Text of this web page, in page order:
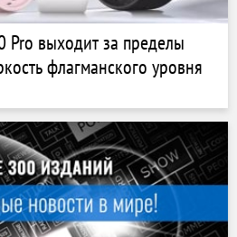
Pro выходит за пределы
флагманского уровня